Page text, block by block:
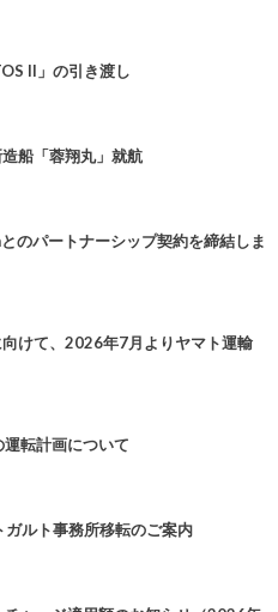
II」の引き渡し
船「蓉翔丸」就航
のパートナーシップ契約を締結しま
向けて、2026年7月よりヤマト運輸
転計画について
ルト事務所移転のご案内